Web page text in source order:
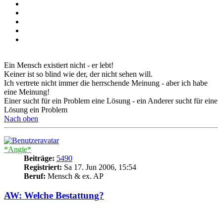
Ein Mensch existiert nicht - er lebt!
Keiner ist so blind wie der, der nicht sehen will.
Ich vertrete nicht immer die herrschende Meinung - aber ich habe
eine Meinung!
Einer sucht für ein Problem eine Lösung - ein Anderer sucht für eine
Lösung ein Problem
Nach oben
*Angie*
Beiträge: 5490
Registriert: Sa 17. Jun 2006, 15:54
Beruf: Mensch & ex. AP
AW: Welche Bestattung?